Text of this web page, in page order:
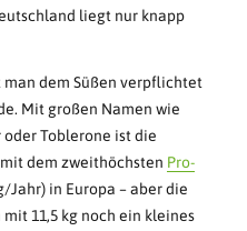
liegt nur knapp
man dem Süßen verpflichtet
Mit großen Namen wie
Toblerone ist die
dem zweithöchsten Pro-
Jahr) in Europa – aber die
11,5 kg noch ein kleines